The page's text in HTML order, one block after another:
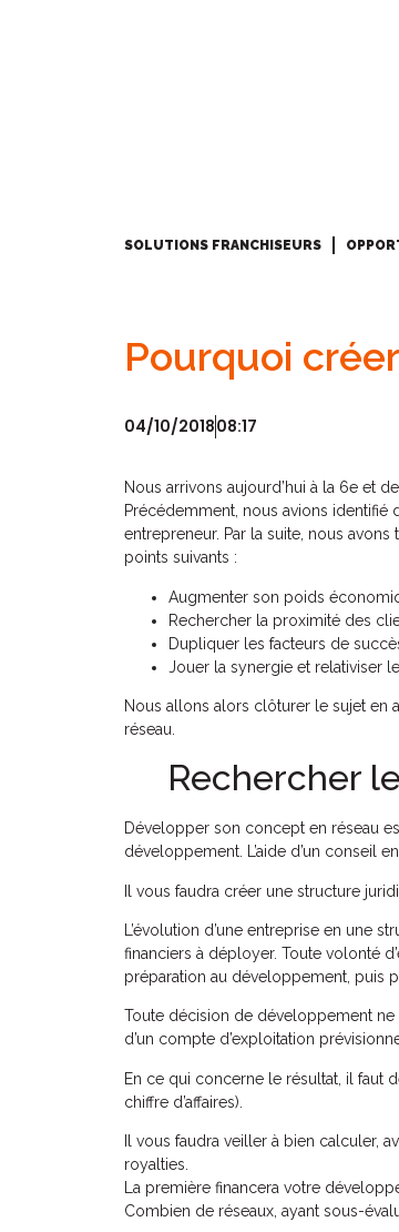
SOLUTIONS FRANCHISEURS
Pourquoi
04/10/201808:17
Nous arrivons aujourd’hui à la 6e et
Précédemment, nous avions identifié
entrepreneur. Par la suite, nous
points suivants :
Augmenter son poids
Rechercher la proximité des
Dupliquer les facteurs de
Jouer la synergie et relativiser
Nous allons alors clôturer le sujet en
réseau.
Rechercher
Développer son concept en réseau
développement. L’aide d’un conseil
Il vous faudra créer une structure
L’évolution d’une entreprise en une
financiers à déployer. Toute volonté
préparation au développement, puis
Toute décision de développement ne
d’un compte d’exploitation
En ce qui concerne le résultat, il faut
chiffre d’affaires).
Il vous faudra veiller à bien calculer,
royalties.
La première financera votre
Combien de réseaux, ayant sous-